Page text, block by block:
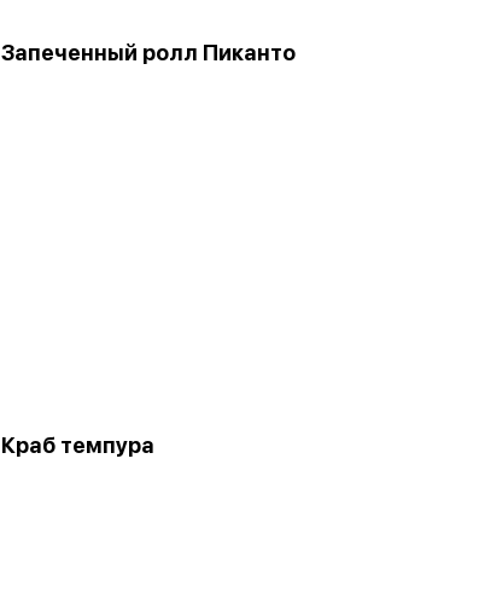
Запеченный ролл Пиканто
Краб темпура